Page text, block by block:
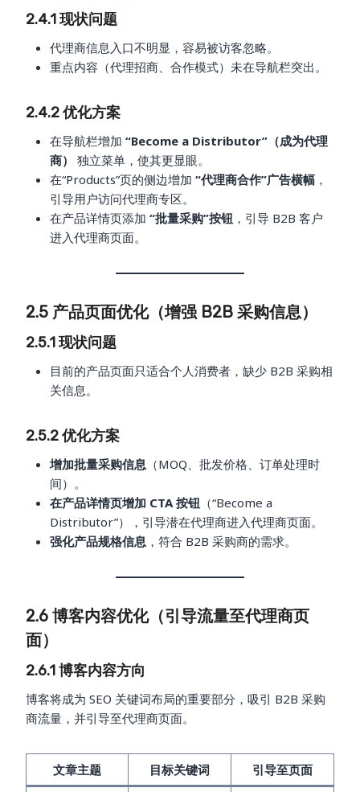
2.4.1 现状问题
代理商信息入口不明显，容易被访客忽略。
重点内容（代理招商、合作模式）未在导航栏突出。
2.4.2 优化方案
在导航栏增加 “Become a Distributor”（成为代理
商）
独立菜单，使其更显眼。
在“Products”页的侧边增加 “代理商合作”广告横幅 ，
引导用户访问代理商专区。
在产品详情页添加 “批量采购”按钮 ，引导 B2B 客户
进入代理商页面。
2.5 产品页面优化（增强 B2B 采购信息）
2.5.1 现状问题
目前的产品页面只适合个人消费者，缺少 B2B 采购相
关信息。
2.5.2 优化方案
增加批量采购信息 （MOQ、批发价格、订单处理时
间）。
在产品详情页增加 CTA 按钮 （“Become a
Distributor”），引导潜在代理商进入代理商页面。
强化产品规格信息 ，符合 B2B 采购商的需求。
2.6 博客内容优化（引导流量至代理商页
面）
2.6.1 博客内容方向
博客将成为 SEO 关键词布局的重要部分，吸引 B2B 采购
商流量，并引导至代理商页面。
文章主题 目标关键词 引导至页面